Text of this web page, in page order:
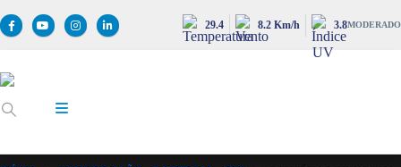
29.4 8.2 Km/h 3.8MODERADO